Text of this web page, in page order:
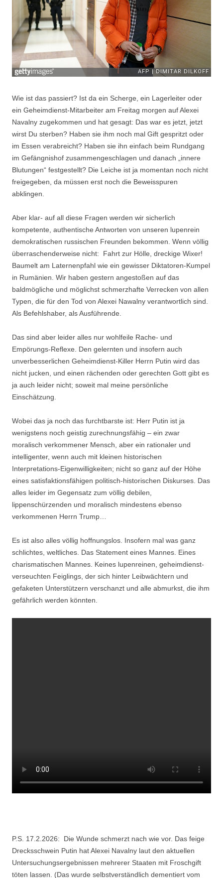
Wie ist das passiert? Ist da ein Scherge, ein Lagerleiter oder
ein Geheimdienst-Mitarbeiter am Freitag morgen auf Alexei
Navalny zugekommen und hat gesagt: Das war es jetzt, jetzt
wirst Du sterben? Haben sie ihm noch mal Gift gespritzt oder
im Essen verabreicht? Haben sie ihn einfach beim Rundgang
im Gefängnishof zusammengeschlagen und danach „innere
Blutungen“ festgestellt? Die Leiche ist ja momentan noch nicht
freigegeben, da müssen erst noch die Beweisspuren
abklingen.
Aber klar- auf all diese Fragen werden wir sicherlich
kompetente, authentische Antworten von unseren lupenrein
demokratischen russischen Freunden bekommen. Wenn völlig
überraschenderweise nicht: Fahrt zur Hölle, dreckige Wixer!
Baumelt am Laternenpfahl wie ein gewisser Diktatoren-Kumpel
in Rumänien. Wir haben gestern angestoßen auf das
baldmögliche und möglichst schmerzhafte Verrecken von allen
Typen, die für den Tod von Alexei Nawalny verantwortlich sind.
Als Befehlshaber, als Ausführende.
Das sind aber leider alles nur wohlfeile Rache- und
Empörungs-Reflexe. Den gelernten und insofern auch
unverbesserlichen Geheimdienst-Killer Herrn Putin wird das
nicht jucken, und einen rächenden oder gerechten Gott gibt es
ja auch leider nicht; soweit mal meine persönliche
Einschätzung.
Wobei das ja noch das furchtbarste ist: Herr Putin ist ja
wenigstens noch geistig zurechnungsfähig – ein zwar
moralisch verkommener Mensch, aber ein rationaler und
intelligenter, wenn auch mit kleinen historischen
Interpretations-Eigenwilligkeiten; nicht so ganz auf der Höhe
eines satisfaktionsfähigen politisch-historischen Diskurses. Das
alles leider im Gegensatz zum völlig debilen,
lippenschürzenden und moralisch mindestens ebenso
verkommenen Herrn Trump…
Es ist also alles völlig hoffnungslos. Insofern mal was ganz
schlichtes, weltliches. Das Statement eines Mannes. Eines
charismatischen Mannes. Keines lupenreinen, geheimdienst-
verseuchten Feiglings, der sich hinter Leibwächtern und
gefaketen Unterstützern verschanzt und alle abmurkst, die ihm
gefährlich werden könnten.
P.S. 17.2.2026: Die Wunde schmerzt nach wie vor. Das feige
Drecksschwein Putin hat Alexei Navalny laut den aktuellen
Untersuchungsergebnissen mehrerer Staaten mit Froschgift
töten lassen. (Das wurde selbstverständlich dementiert vom